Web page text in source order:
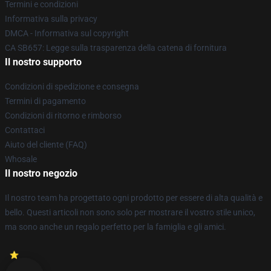
Termini e condizioni
Informativa sulla privacy
DMCA - Informativa sul copyright
CA SB657: Legge sulla trasparenza della catena di fornitura
Il nostro supporto
Condizioni di spedizione e consegna
Termini di pagamento
Condizioni di ritorno e rimborso
Contattaci
Aiuto del cliente (FAQ)
Whosale
Il nostro negozio
Il nostro team ha progettato ogni prodotto per essere di alta qualità e
bello. Questi articoli non sono solo per mostrare il vostro stile unico,
ma sono anche un regalo perfetto per la famiglia e gli amici.